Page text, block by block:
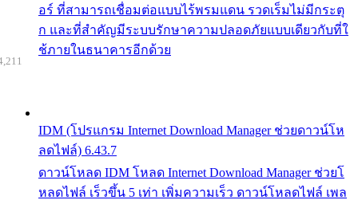
อร์ ที่สามารถเชื่อมต่อแบบไร้พรมแดน รวดเร็มไม่มีกระตุ
ก และที่สำคัญมีระบบรักษาความปลอดภัยแบบเดียวกับที่ใ
ช้ภายในธนาคารอีกด้วย
IDM (โปรแกรม Internet Download Manager ช่วยดาวน์โห
ลดไฟล์) 6.43.7
ดาวน์โหลด IDM โหลด Internet Download Manager ช่วยโ
หลดไฟล์ เร็วขึ้น 5 เท่า เพิ่มความเร็ว ดาวน์โหลดไฟล์ เพล